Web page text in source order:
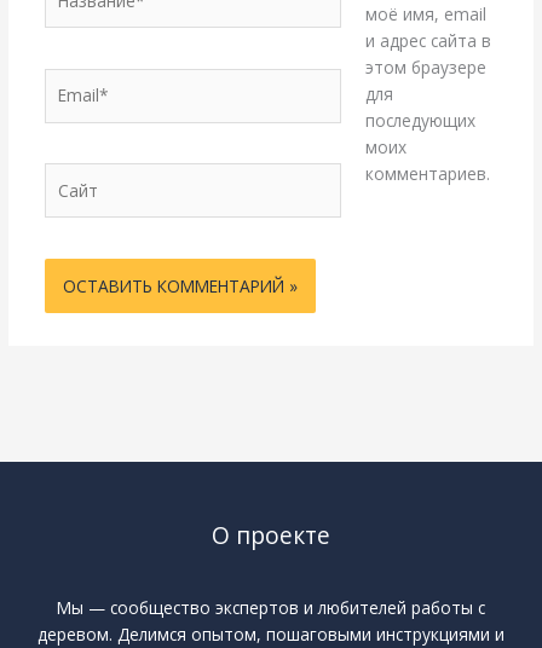
моё имя, email
и адрес сайта в
этом браузере
для
последующих
моих
комментариев.
О проекте
Мы — сообщество экспертов и любителей работы с
деревом. Делимся опытом, пошаговыми инструкциями и